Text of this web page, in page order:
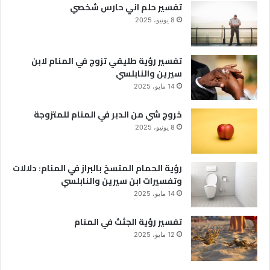
تفسير حلم اني حارس شخصي
8 يونيو، 2025
تفسير رؤية طليقي تزوج في المنام لابن
سيرين والنابلسي
14 مايو، 2025
خروج شي من الدبر في المنام للمتزوجة
8 يونيو، 2025
رؤية الحمام المتسخ بالبراز في المنام: دلالات
وتفسيرات ابن سيرين والنابلسي
14 مايو، 2025
تفسير رؤية الجثث في المنام
12 مايو، 2025